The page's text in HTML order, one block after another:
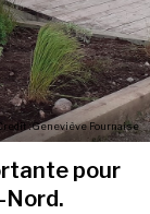
: Geneviève Fournaise
pour
Nord.